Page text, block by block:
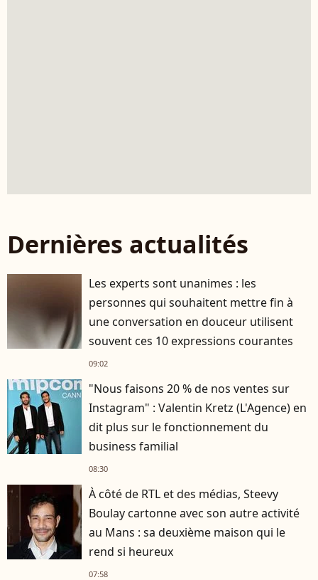
Dernières actualités
Les experts sont unanimes : les
personnes qui souhaitent mettre fin à
une conversation en douceur utilisent
souvent ces 10 expressions courantes
09:02
"Nous faisons 20 % de nos ventes sur
Instagram" : Valentin Kretz (L'Agence) en
dit plus sur le fonctionnement du
business familial
08:30
À côté de RTL et des médias, Steevy
Boulay cartonne avec son autre activité
au Mans : sa deuxième maison qui le
rend si heureux
07:58